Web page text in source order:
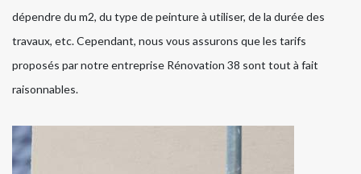
dépendre du m2, du type de peinture à utiliser, de la durée des
travaux, etc. Cependant, nous vous assurons que les tarifs
proposés par notre entreprise Rénovation 38 sont tout à fait
raisonnables.